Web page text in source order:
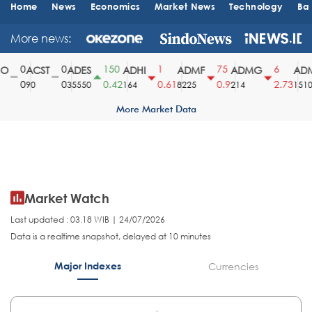
Home News Economics Market News Technology
More news:
ACST
90
ADES
35550
150
0.42
ADHI
164
0.61
ADMF
8225
75
0.9
ADMG
214
2.731510
More Market Data
Market Watch
Last updated : 03.18 WIB | 24/07/2026
Data is a realtime snapshot, delayed at 10 minutes
Major Indexes Currencies